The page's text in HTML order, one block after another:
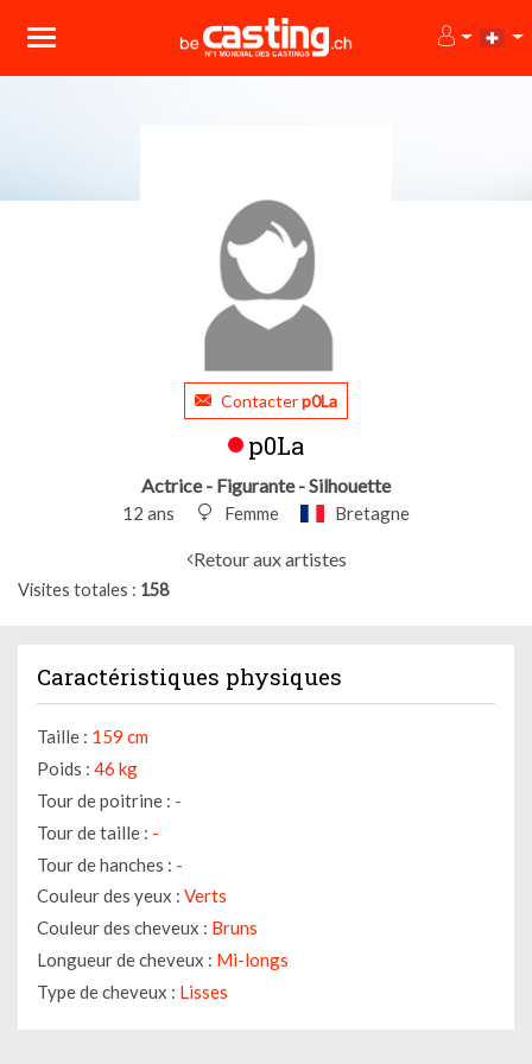
Contacterp0La
p0La
Actrice - Figurante - Silhouette
12 ans Femme Bretagne
Retour aux artistes
Visites totales 158
Caractéristiques physiques
Taille : 159 cm
Poids : 46 kg
Tour de poitrine : -
Tour de taille : -
Tour de hanches : -
Couleur des yeux : Verts
Couleur des cheveux : Bruns
Longueur de cheveux : Mi-longs
Type de cheveux : Lisses